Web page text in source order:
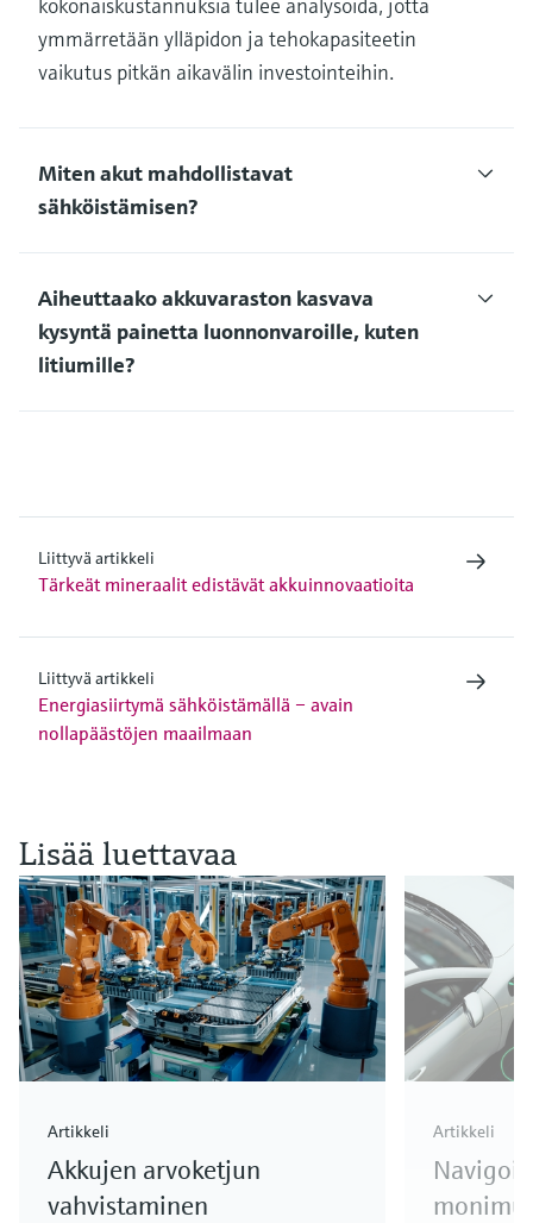
ymmärretään ylläpidon ja tehokapasiteetin
vaikutus pitkän aikavälin investointeihin.
Miten akut mahdollistavat
sähköistämisen?
Aiheuttaako akkuvaraston kasvava
kysyntä painetta luonnonvaroille, kuten
litiumille?
Liittyvä artikkeli
Tärkeät mineraalit edistävät akkuinnovaatioita
Liittyvä artikkeli
Energiasiirtymä sähköistämällä – avain
nollapäästöjen maailmaan
Lisää luettavaa
Artikkeli
Akkujen arvoketjun
vahvistaminen
Artikkeli